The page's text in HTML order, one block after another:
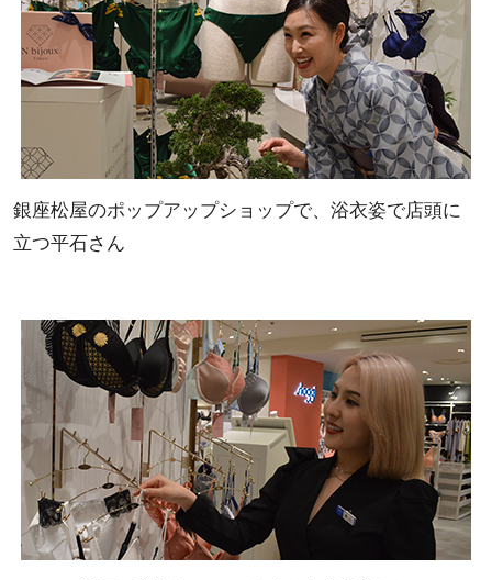
銀座松屋のポップアップショップで、浴衣姿で店頭に
立つ平石さん